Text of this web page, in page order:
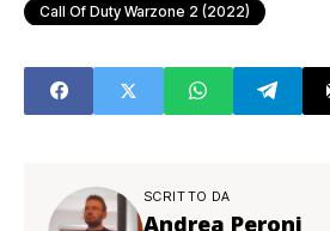
Call Of Duty Warzone 2 (2022)
SCRITTO DA
Andrea Peroni